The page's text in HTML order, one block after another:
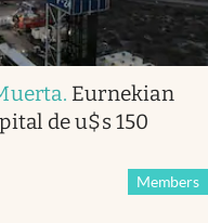
. Eurnekian
de u$s 150
Members